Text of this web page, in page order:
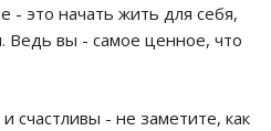
- это начать жить для себя,
Ведь вы - самое ценное, что
счастливы - не заметите, как